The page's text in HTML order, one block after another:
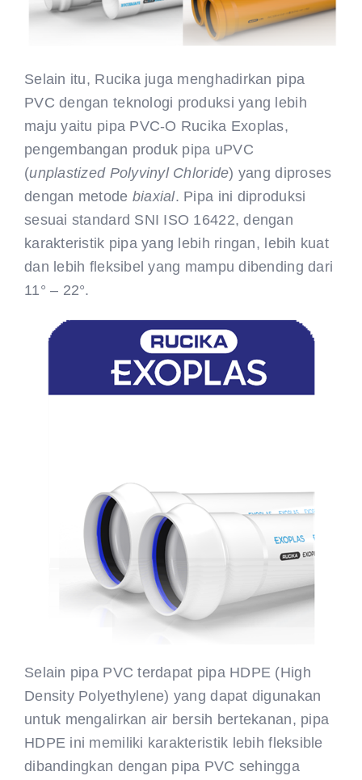
Selain itu, Rucika juga menghadirkan pipa
PVC dengan teknologi produksi yang lebih
maju yaitu pipa PVC-O Rucika Exoplas,
pengembangan produk pipa uPVC
(unplastized Polyvinyl Chloride) yang diproses
dengan metode biaxial. Pipa ini diproduksi
sesuai standard SNI ISO 16422, dengan
karakteristik pipa yang lebih ringan, lebih kuat
dan lebih fleksibel yang mampu dibending dari
11° – 22°.
Selain pipa PVC terdapat pipa HDPE (High
Density Polyethylene) yang dapat digunakan
untuk mengalirkan air bersih bertekanan, pipa
HDPE ini memiliki karakteristik lebih fleksible
dibandingkan dengan pipa PVC sehingga